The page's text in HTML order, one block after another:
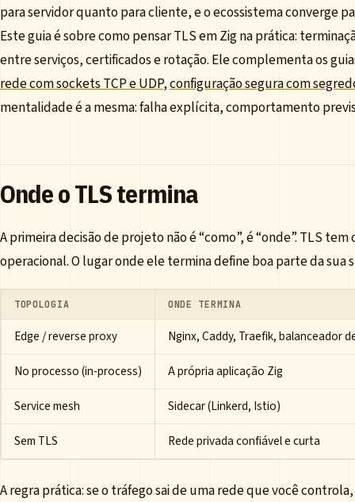
para servidor quanto para cliente, e o ecossistema converge
Este guia é sobre como pensar TLS em Zig na prática:
entre serviços, certificados e rotação. Ele complementa os
rede com sockets TCP e UDP,configuração segura com
mentalidade é a mesma: falha explícita, comportamento
Onde o TLS termina
A primeira decisão de projeto não é “como”, é “onde”. TLS
operacional. O lugar onde ele termina define boa parte da sua
TOPOLOGIA ONDE TERMINA
Edge / reverse proxy
Nginx, Caddy, Traefik, balanceador
No processo (in-process)
A própria aplicação Zig
Service mesh
Sidecar (Linkerd, Istio)
Sem TLS
Rede privada confiável e curta
A regra prática: se o tráfego sai de uma rede que você